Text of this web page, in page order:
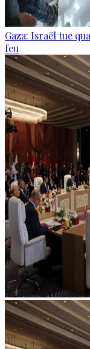
Gaza: Israël tue
feu